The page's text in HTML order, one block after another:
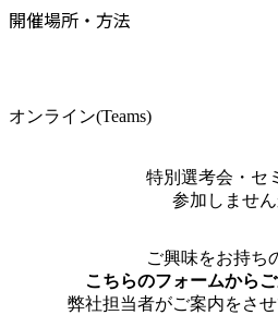
開催場所・方法
オンライン(Teams)
特別選考会・セ
参加しません
ご興味をお持ち
こちらのフォームから
弊社担当者がご案内をさせ